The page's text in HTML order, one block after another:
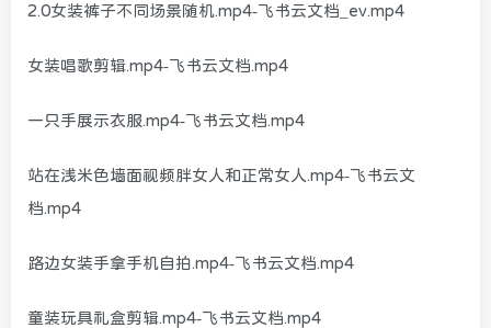
2.0女装裤子不同场景随机.mp4-飞书云文档_ev.mp4
女装唱歌剪辑.mp4-飞书云文档.mp4
一只手展示衣服.mp4-飞书云文档.mp4
站在浅米色墙面视频胖女人和正常女人.mp4-飞书云文
档.mp4
路边女装手拿手机自拍.mp4-飞书云文档.mp4
童装玩具礼盒剪辑.mp4-飞书云文档.mp4